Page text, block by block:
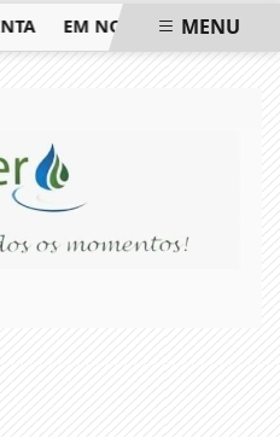
EM NOVA REDUÇÃO,MENU